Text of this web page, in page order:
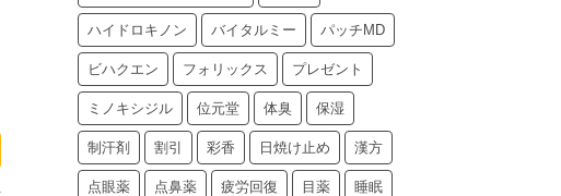
ハイドロキノン バイタルミー パッチMD
ビハクエン フォリックス プレゼント
ミノキシジル 位元堂 体臭 保湿
制汗剤 割引 彩香 日焼け止め 漢方
点眼薬 点鼻薬 疲労回復 目薬 睡眠